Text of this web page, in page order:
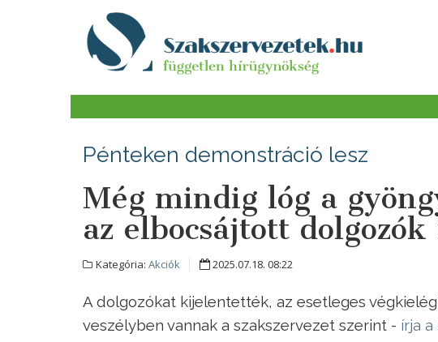
Pénteken demonstráció lesz
Még mindig lóg a
az elbocsájtott
Kategória: Akciók 2025.07.18. 08:22
A dolgozókat kijelentették, az esetleges
veszélyben vannak a szakszervezet szerint - írja a